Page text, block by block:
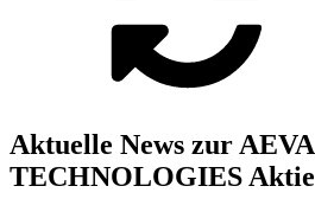
Aktuelle News zur AEVA
TECHNOLOGIES Aktie